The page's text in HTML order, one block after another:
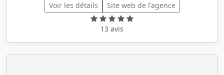
Voir les détails Site web de l'agence
13 avis